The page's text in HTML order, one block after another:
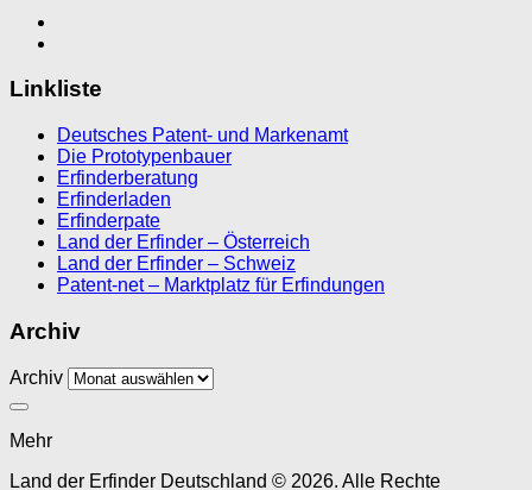
Linkliste
Deutsches Patent- und Markenamt
Die Prototypenbauer
Erfinderberatung
Erfinderladen
Erfinderpate
Land der Erfinder – Österreich
Land der Erfinder – Schweiz
Patent-net – Marktplatz für Erfindungen
Archiv
Archiv
Mehr
Land der Erfinder Deutschland © 2026. Alle Rechte